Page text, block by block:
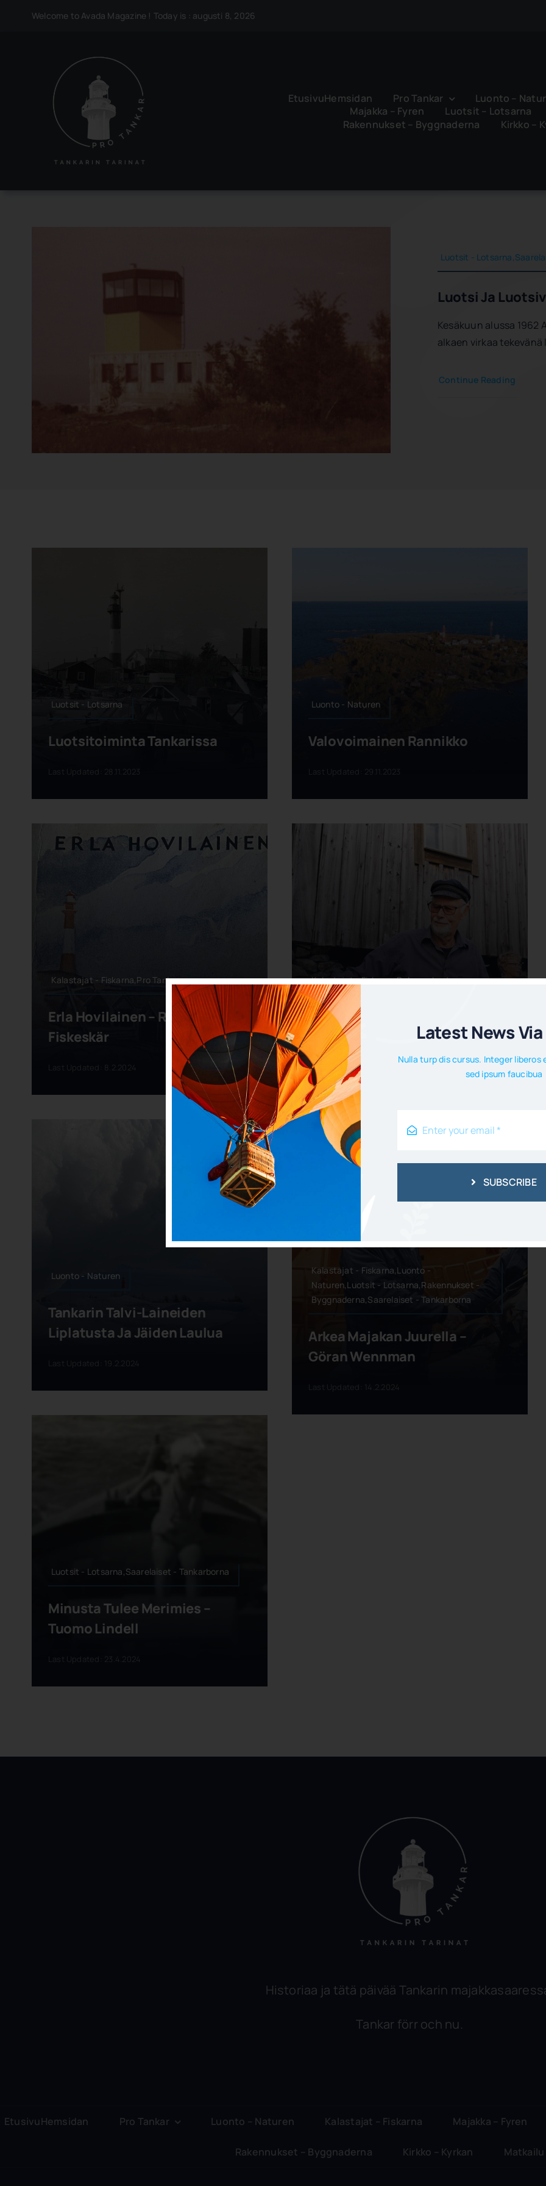
Welcome to Avada Magazine ! Today is : augusti 8, 2026
EtusivuHemsidan Pro Tankar Luonto –
Majakka – Fyren
Luotsit – Lotsarna
Rakennukset – Byggnaderna
Kirkko –
Luotsit -
Luotsi Ja
Kesäkuun alussa 1962
alkaen virkaa
Continue Reading
Luotsit - Lotsarna
Luotsitoiminta Tankarissa
Last Updated: 28.11.2023
Luonto - Naturen
Valovoimainen Rannikko
Last Updated: 29.11.2023
Kalastajat - Fiskarna,Pro Tankar
Erla Hovilainen – Ro, Ro Till
Fiskeskär
Last Updated: 8.2.2024
Kalastajat - Fiskarna,Rakennukset -
Byggnaderna,Saarelaiset - Tankarborna
Öns Äldsta Fiskestuga
Last Updated: 14.2.2024
Kalastajat - Fiskarna,Luonto -
Naturen,Luotsit - Lotsarna,Rakennukset -
Byggnaderna,Saarelaiset - Tankarborna
Arkea Majakan Juurella –
Göran Wennman
Last Updated: 14.2.2024
Luonto - Naturen
Tankarin Talvi-Laineiden
Liplatusta Ja Jäiden Laulua
Last Updated: 19.2.2024
Luotsit - Lotsarna,Saarelaiset - Tankarborna
Minusta Tulee Merimies –
Tuomo Lindell
Last Updated: 23.4.2024
Historiaa ja tätä päivää Tankarin
Tankar förr och nu.
EtusivuHemsidan Pro Tankar Luonto – Naturen Kalastajat – Fiskarna Majakka – Fyren
Rakennukset – Byggnaderna Kirkko – Kyrkan
Latest News
Nulla turp dis cursus. Integer liberos
sed ipsum faucibua
SUBSCRIBE